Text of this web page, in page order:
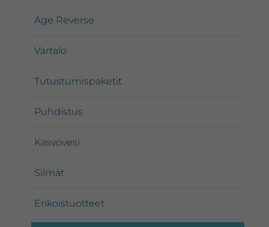
Age Reverse
Vartalo
Tutustumispaketit
Puhdistus
Kasvovesi
Silmät
Erikoistuotteet